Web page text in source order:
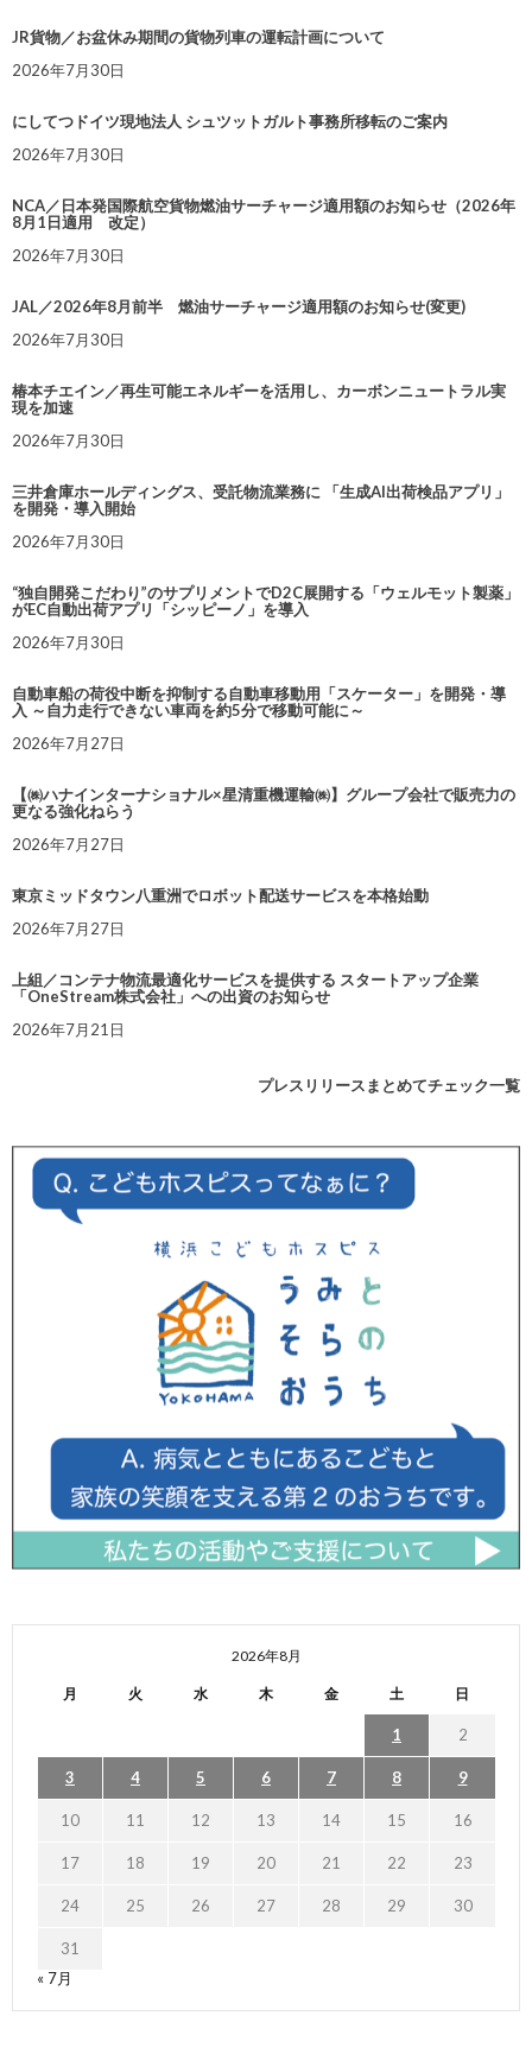
JR貨物／お盆休み期間の貨物列車の運転計画について
2026年7月30日
にしてつドイツ現地法人 シュツットガルト事務所移転のご案内
2026年7月30日
NCA／日本発国際航空貨物燃油サーチャージ適用額のお知らせ（2026年
8月1日適用 改定）
2026年7月30日
JAL／2026年8月前半 燃油サーチャージ適用額のお知らせ(変更)
2026年7月30日
椿本チエイン／再生可能エネルギーを活用し、カーボンニュートラル実
現を加速
2026年7月30日
三井倉庫ホールディングス、受託物流業務に 「生成AI出荷検品アプリ」
を開発・導入開始
2026年7月30日
“独自開発こだわり”のサプリメントでD2C展開する「ウェルモット製薬」
がEC自動出荷アプリ「シッピーノ」を導入
2026年7月30日
自動車船の荷役中断を抑制する自動車移動用「スケーター」を開発・導
入 ～自力走行できない車両を約5分で移動可能に～
2026年7月27日
【㈱ハナインターナショナル×星清重機運輸㈱】グループ会社で販売力の
更なる強化ねらう
2026年7月27日
東京ミッドタウン八重洲でロボット配送サービスを本格始動
2026年7月27日
上組／コンテナ物流最適化サービスを提供する スタートアップ企業
「OneStream株式会社」への出資のお知らせ
2026年7月21日
プレスリリースまとめてチェック一覧
2026年8月
月 火 水 木 金 土 日
1 2
3 4 5 6 7 8 9
10 11 12 13 14 15 16
17 18 19 20 21 22 23
24 25 26 27 28 29 30
31
« 7月